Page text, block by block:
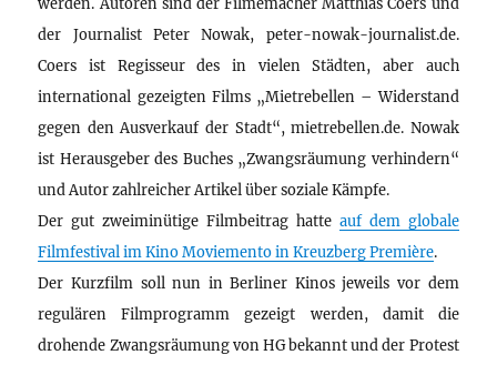
werden. Autoren sind der Filmemacher Matthias Coers und
der Journalist Peter Nowak, peter-nowak-journalist.de.
Coers ist Regisseur des in vielen Städten, aber auch
international gezeigten Films „Mietrebellen – Widerstand
gegen den Ausverkauf der Stadt“, mietrebellen.de. Nowak
ist Herausgeber des Buches „Zwangsräumung verhindern“
und Autor zahlreicher Artikel über soziale Kämpfe.
Der gut zweiminütige Filmbeitrag hatte auf dem globale
Filmfestival im Kino Moviemento in Kreuzberg Première.
Der Kurzfilm soll nun in Berliner Kinos jeweils vor dem
regulären Filmprogramm gezeigt werden, damit die
drohende Zwangsräumung von HG bekannt und der Protest